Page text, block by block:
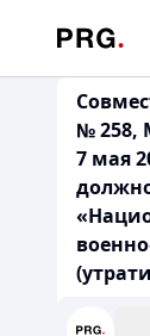
№ 258,
7 мая